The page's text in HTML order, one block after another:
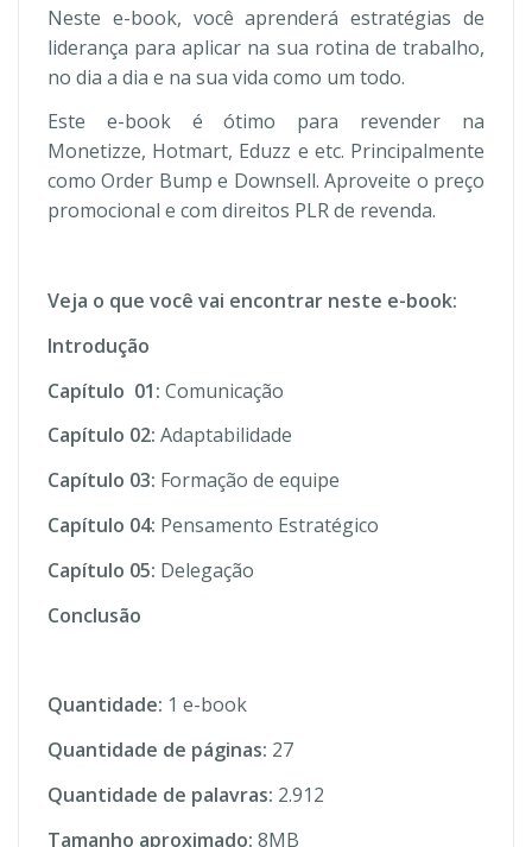
Neste e-book, você aprenderá estratégias de
liderança para aplicar na sua rotina de trabalho,
no dia a dia e na sua vida como um todo.
Este e-book é ótimo para revender na
Monetizze, Hotmart, Eduzz e etc. Principalmente
como Order Bump e Downsell. Aproveite o preço
promocional e com direitos PLR de revenda.
Veja o que você vai encontrar neste e-book:
Introdução
Capítulo 01: Comunicação
Capítulo 02: Adaptabilidade
Capítulo 03: Formação de equipe
Capítulo 04: Pensamento Estratégico
Capítulo 05: Delegação
Conclusão
Quantidade: 1 e-book
Quantidade de páginas: 27
Quantidade de palavras: 2.912
Tamanho aproximado: 8MB